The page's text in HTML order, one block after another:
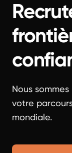
Nous
votre
mondiale.